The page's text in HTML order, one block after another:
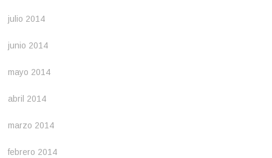
julio 2014
junio 2014
mayo 2014
abril 2014
marzo 2014
febrero 2014